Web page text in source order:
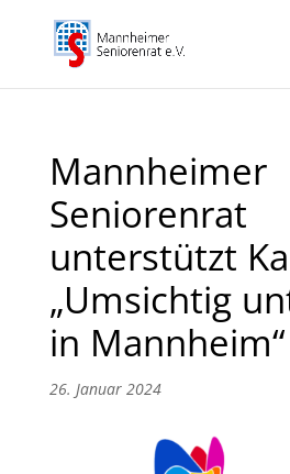
Mannheimer
Seniorenrat
unterstützt
„Umsichtig
in Mannheim“
26. Januar 2024